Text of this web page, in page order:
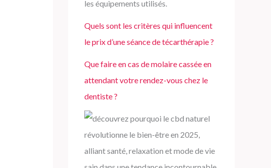
Quels sont les critères qui influencent
le prix d’une séance de técarthérapie ?
Que faire en cas de molaire cassée en
attendant votre rendez-vous chez le
dentiste ?